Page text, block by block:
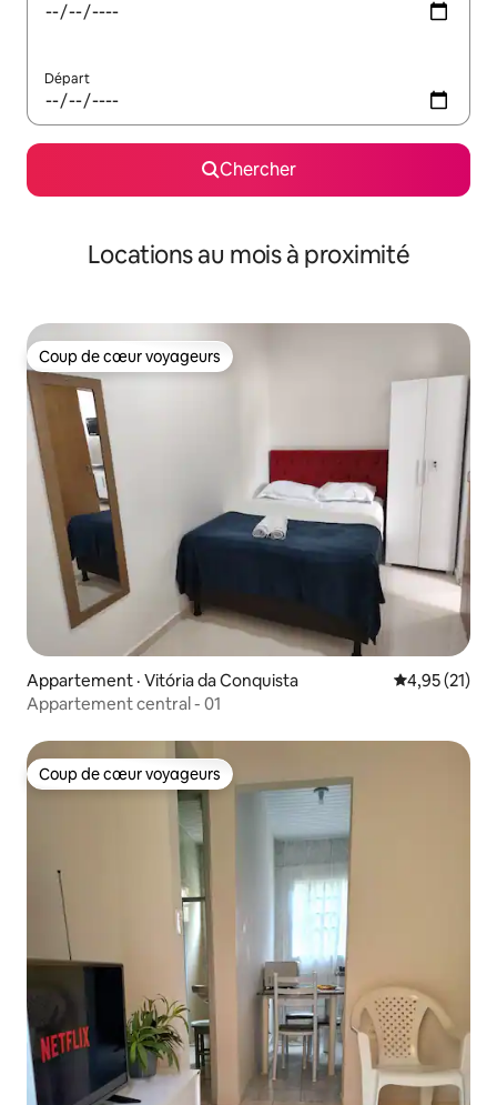
Départ
Chercher
Locations au mois à proximité
Coup de cœur voyageurs
Coup de cœur voyageurs
Appartement · Vitória da Conquista Note
4,95 (21)
Appartement central - 01
Coup de cœur voyageurs
Coup de cœur voyageurs